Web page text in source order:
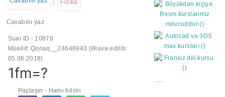
| Fizika
Cavabını yaz
Sual ID - 10876
Müəllif: Qonaq__24646943 (Əlavə edilib:
05.06.2018)
1fm=?
Paylaşın - Hamı bilsin
https://wa.me/
......